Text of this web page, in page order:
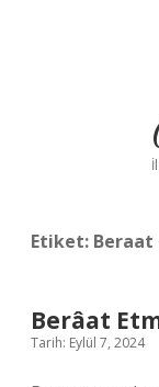
Etiket: Beraat
Berâat
Tarih: Eylül 7, 2024